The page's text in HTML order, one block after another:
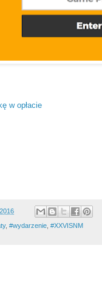
w opłacie
, ‪#‎wydarzenie‬, #XXVISNM